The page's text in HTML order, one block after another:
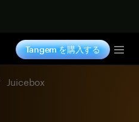
Tangem を購入する
Juicebox